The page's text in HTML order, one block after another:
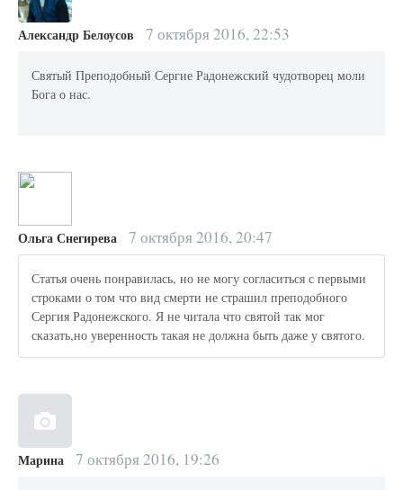
Александр Белоусов 7 октября 2016, 22:53
Святый Преподобный Сергие Радонежский чудотворец моли
Бога о нас.
Ольга Снегирева 7 октября 2016, 20:47
Статья очень понравилась, но не могу согласиться с первыми
строками о том что вид смерти не страшил преподобного
Сергия Радонежского. Я не читала что святой так мог
сказать,но уверенность такая не должна быть даже у святого.
Марина 7 октября 2016, 19:26